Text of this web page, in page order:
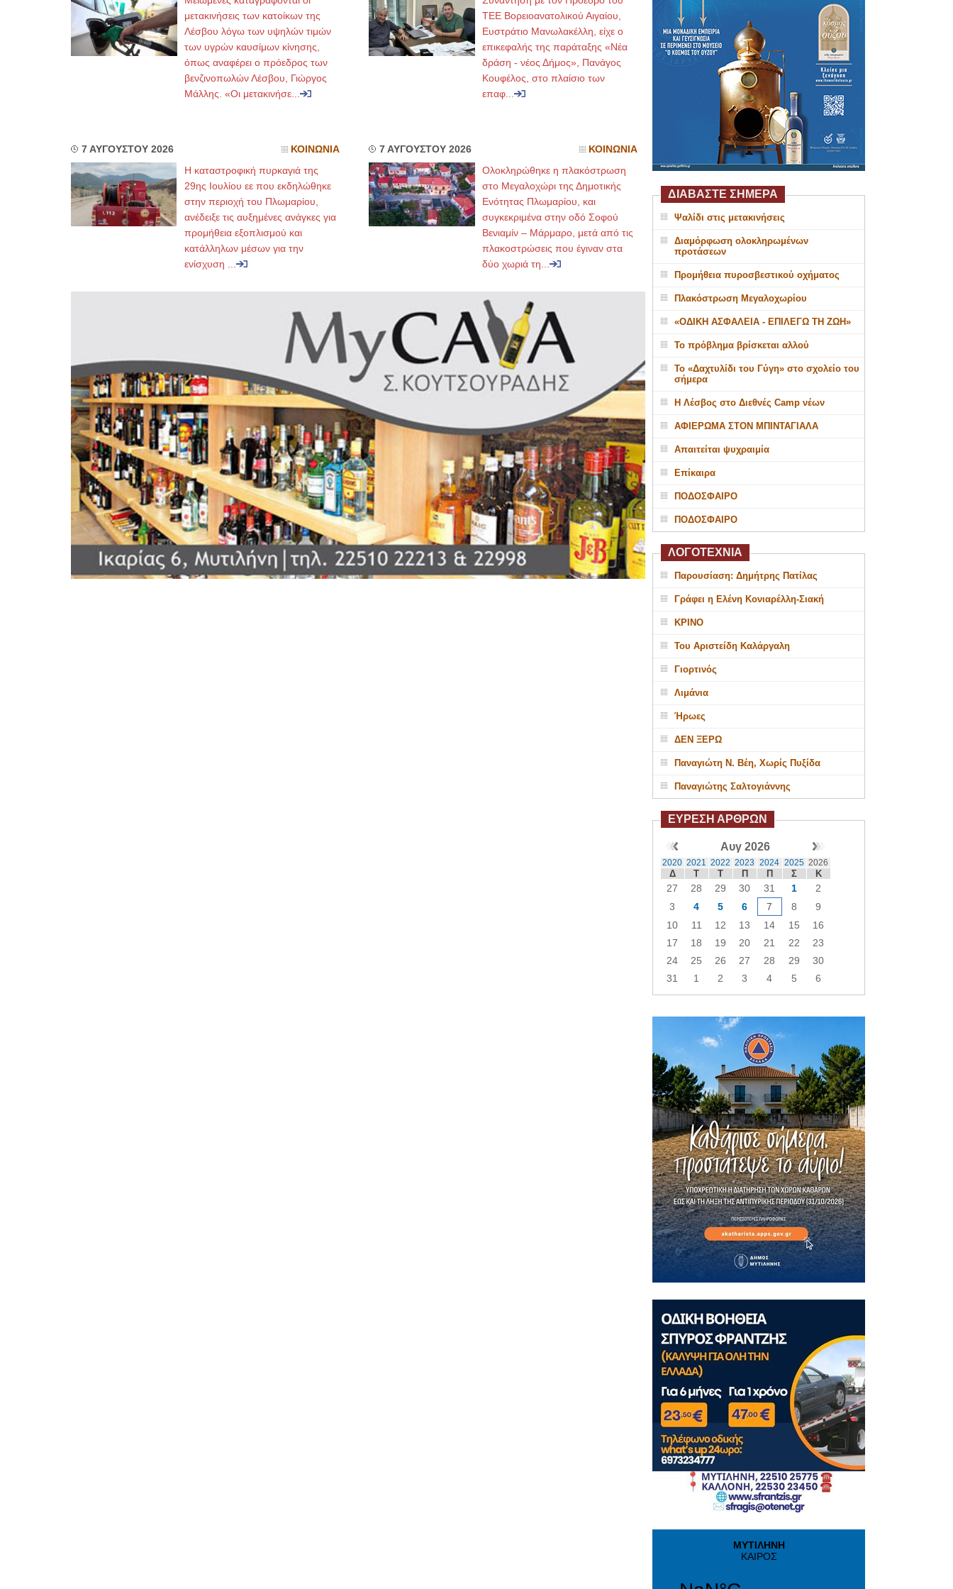
μετακινήσεις των κατοίκων της
Λέσβου λόγω των υψηλών τιμών
των υγρών καυσίμων κίνησης,
όπως αναφέρει ο πρόεδρος των
βενζινοπωλών Λέσβου, Γιώργος
Μάλλης. «Οι μετακινήσε...
ΤΕΕ Βορειοανατολικού Αιγαίου,
Ευστράτιο Μανωλακέλλη, είχε ο
επικεφαλής της παράταξης «Νέα
δράση - νέος Δήμος», Πανάγος
Κουφέλος, στο πλαίσιο των
επαφ...
7 ΑΥΓΟΥΣΤΟΥ 2026 ΚΟΙΝΩΝΙΑ
Η καταστροφική πυρκαγιά της
29ης Ιουλίου εε που εκδηλώθηκε
στην περιοχή του Πλωμαρίου,
ανέδειξε τις αυξημένες ανάγκες για
προμήθεια εξοπλισμού και
κατάλληλων μέσων για την
ενίσχυση ...
7 ΑΥΓΟΥΣΤΟΥ 2026 ΚΟΙΝΩΝΙΑ
Ολοκληρώθηκε η πλακόστρωση
στο Μεγαλοχώρι της Δημοτικής
Ενότητας Πλωμαρίου, και
συγκεκριμένα στην οδό Σοφού
Βενιαμίν – Μάρμαρο, μετά από τις
πλακοστρώσεις που έγιναν στα
δύο χωριά τη...
ΔΙΑΒΑΣΤΕ ΣΗΜΕΡΑ
Ψαλίδι στις μετακινήσεις
Διαμόρφωση ολοκληρωμένων
προτάσεων
Προμήθεια πυροσβεστικού οχήματος
Πλακόστρωση Μεγαλοχωρίου
«ΟΔΙΚΗ ΑΣΦΑΛΕΙΑ - ΕΠΙΛΕΓΩ ΤΗ ΖΩΗ»
Το πρόβλημα βρίσκεται αλλού
Το «Δαχτυλίδι του Γύγη» στο σχολείο του
σήμερα
Η Λέσβος στο Διεθνές Camp νέων
ΑΦΙΕΡΩΜΑ ΣΤΟΝ ΜΠΙΝΤΑΓΙΑΛΑ
Απαιτείται ψυχραιμία
Επίκαιρα
ΠΟΔΟΣΦΑΙΡΟ
ΠΟΔΟΣΦΑΙΡΟ
ΛΟΓΟΤΕΧΝΙΑ
Παρουσίαση: Δημήτρης Πατίλας
Γράφει η Ελένη Κονιαρέλλη-Σιακή
ΚΡΙΝΟ
Του Αριστείδη Καλάργαλη
Γιορτινός
Λιμάνια
Ήρωες
ΔΕΝ ΞΕΡΩ
Παναγιώτη Ν. Βέη, Χωρίς Πυξίδα
Παναγιώτης Σαλτογιάννης
ΕΥΡΕΣΗ ΑΡΘΡΩΝ
Αυγ 2026
2020 2021 2022 2023 2024 2025 2026
Δ Τ Τ Π Π Σ Κ
27 28 29 30 31 1
2
3
4 5 6 7 8
9
10
11 12 13 14 15
16
17
18 19 20 21 22
23
24
25 26 27 28 29
30
31
1 2 3 4 5 6